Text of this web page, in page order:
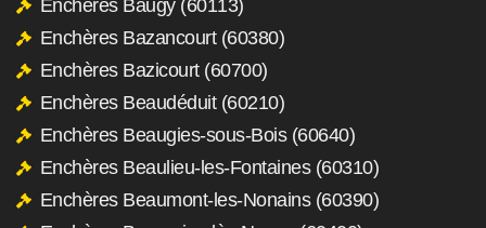
Enchères Baugy (60113)
Enchères Bazancourt (60380)
Enchères Bazicourt (60700)
Enchères Beaudéduit (60210)
Enchères Beaugies-sous-Bois (60640)
Enchères Beaulieu-les-Fontaines (60310)
Enchères Beaumont-les-Nonains (60390)